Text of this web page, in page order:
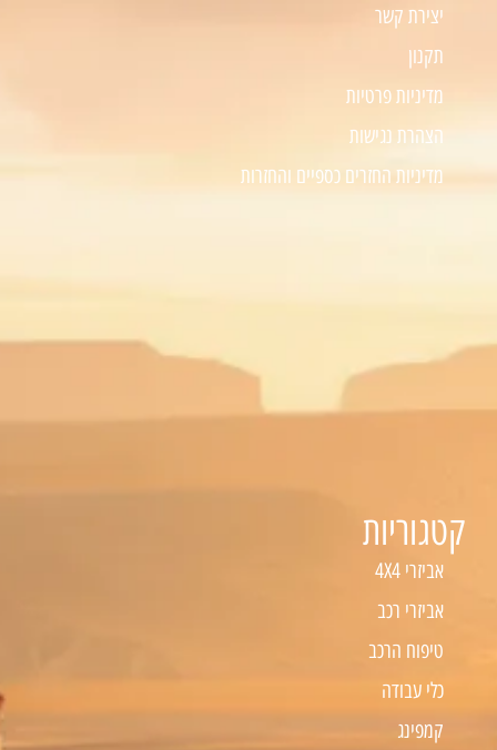
יצירת קשר
תקנון
מדיניות פרטיות
הצהרת נגישות
מדיניות החזרים כספיים והחזרות
קטגוריות
אביזרי 4X4
אביזרי רכב
טיפוח הרכב
כלי עבודה
קמפינג